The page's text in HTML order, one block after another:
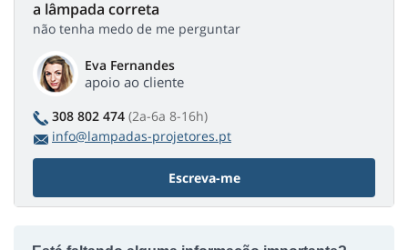
a lâmpada correta
não tenha medo de me perguntar
Eva Fernandes
apoio ao cliente
308 802 474 (2a-6a 8-16h)
info@lampadas-projetores.pt
Escreva-me